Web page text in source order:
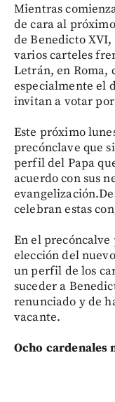
Mientras
de cara al
de Benedicto
varios carteles
Letrán, en Roma,
especialmente el
invitan a votar
Este próximo
precónclave que
perfil del Papa
acuerdo con sus
celebran estas
En el
elección del
un perfil de los
suceder a
renunciado y de
vacante.
Ocho cardenales